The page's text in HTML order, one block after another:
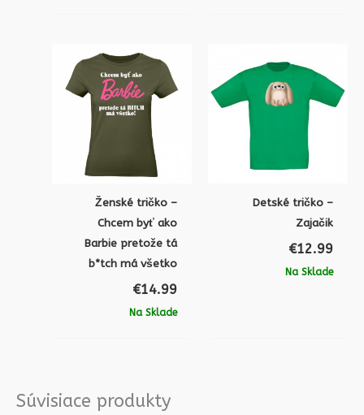
Ženské tričko –
Chcem byť ako
Barbie pretože tá
b*tch má všetko
€14.99
Na Sklade
Detské tričko –
Zajačik
€12.99
Na Sklade
Súvisiace produkty